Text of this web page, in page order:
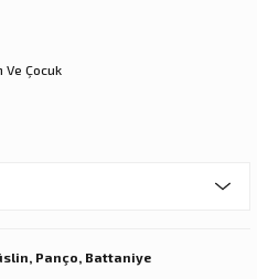
Ve Çocuk
Panço, Battaniye